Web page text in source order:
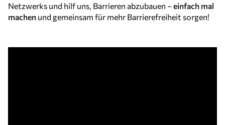
Netzwerks und hilf uns, Barrieren abzubauen –einfach mal
machen und gemeinsam für mehr Barrierefreiheit sorgen!